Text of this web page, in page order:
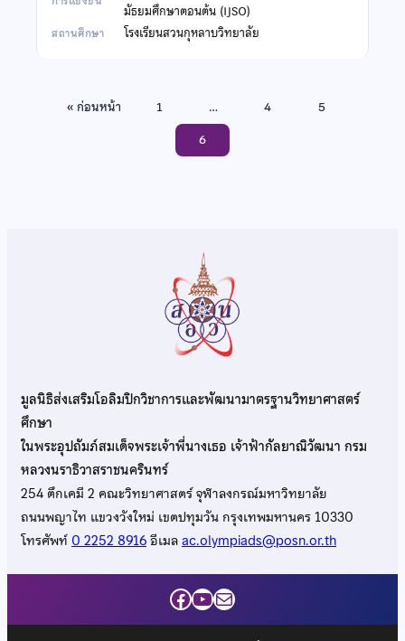
มัธยมศึกษาตอนต้น (IJSO)
โรงเรียนสวนกุหลาบวิทยาลัย
« ก่อนหน้า 1 … 4
5
6
มูลนิธิส่งเสริมโอลิมปิกวิชาการและพัฒนามาตรฐานวิทยาศาสตร์
ศึกษา
ในพระอุปถัมภ์สมเด็จพระเจ้าพี่นางเธอ เจ้าฟ้ากัลยาณิวัฒนา กรม
หลวงนราธิวาสราชนครินทร์
254 ตึกเคมี 2 คณะวิทยาศาสตร์ จุฬาลงกรณ์มหาวิทยาลัย
ถนนพญาไท แขวงวังใหม่ เขตปทุมวัน กรุงเทพมหานคร 10330
โทรศัพท์ 0 2252 8916อีเมลac.olympiads@posn.or.th
Facebook
YouTube
Mail